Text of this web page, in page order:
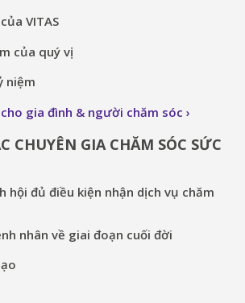
VITAS
của quý vị
niệm
gia đình & người chăm sóc
CHUYÊN GIA CHĂM SÓC SỨC
hội đủ điều kiện nhận dịch vụ chăm
nhân về giai đoạn cuối đời